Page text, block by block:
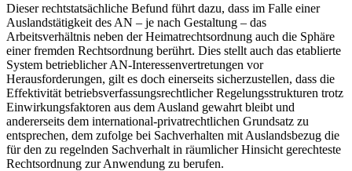
Dieser rechtstatsächliche Befund führt dazu, dass im Falle einer
Auslandstätigkeit des AN – je nach Gestaltung – das
Arbeitsverhältnis neben der Heimatrechtsordnung auch die Sphäre
einer fremden Rechtsordnung berührt. Dies stellt auch das etablierte
System betrieblicher AN-Interessenvertretungen vor
Herausforderungen, gilt es doch einerseits sicherzustellen, dass die
Effektivität betriebsverfassungsrechtlicher Regelungsstrukturen trotz
Einwirkungsfaktoren aus dem Ausland gewahrt bleibt und
andererseits dem international-privatrechtlichen Grundsatz zu
entsprechen, dem zufolge bei Sachverhalten mit Auslandsbezug die
für den zu regelnden Sachverhalt in räumlicher Hinsicht gerechteste
Rechtsordnung zur Anwendung zu berufen.